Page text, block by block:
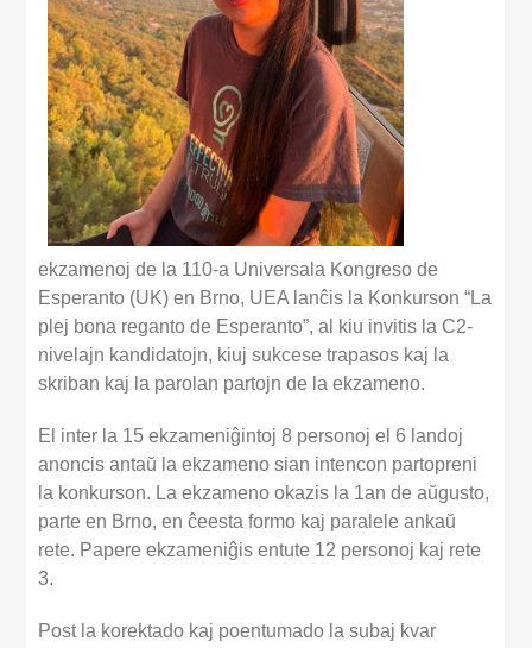
ekzamenoj de la 110-a Universala Kongreso de
Esperanto (UK) en Brno, UEA lanĉis la Konkurson “La
plej bona reganto de Esperanto”, al kiu invitis la C2-
nivelajn kandidatojn, kiuj sukcese trapasos kaj la
skriban kaj la parolan partojn de la ekzameno.
El inter la 15 ekzameniĝintoj 8 personoj el 6 landoj
anoncis antaŭ la ekzameno sian intencon partopreni
la konkurson. La ekzameno okazis la 1an de aŭgusto,
parte en Brno, en ĉeesta formo kaj paralele ankaŭ
rete. Papere ekzameniĝis entute 12 personoj kaj rete
3.
Post la korektado kaj poentumado la subaj kvar